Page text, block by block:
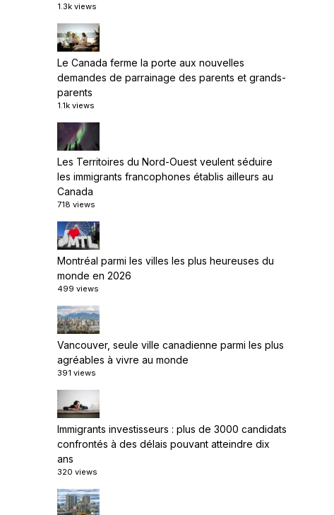
1.3k views
Le Canada ferme la porte aux nouvelles
demandes de parrainage des parents et grands-
parents
1.1k views
Les Territoires du Nord-Ouest veulent séduire
les immigrants francophones établis ailleurs au
Canada
718 views
Montréal parmi les villes les plus heureuses du
monde en 2026
499 views
Vancouver, seule ville canadienne parmi les plus
agréables à vivre au monde
391 views
Immigrants investisseurs : plus de 3000 candidats
confrontés à des délais pouvant atteindre dix
ans
320 views